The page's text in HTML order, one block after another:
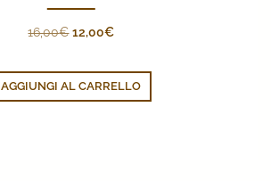
16,00€ Il
originale
era:
16,00€.
12,00€Il
attuale
è:
12,00€.
AGGIUNGI AL CARRELLO